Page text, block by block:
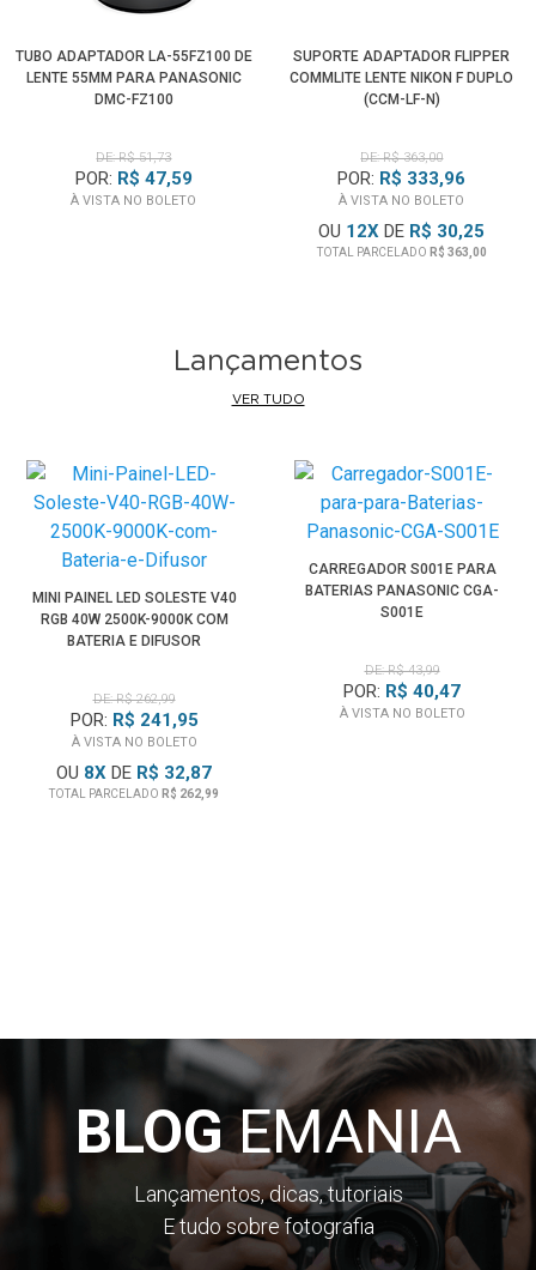
TUBO ADAPTADOR LA-55FZ100 DE
LENTE 55MM PARA PANASONIC
DMC-FZ100
DE: R$ 51,73
POR: R$ 47,59
À VISTA NO BOLETO
SUPORTE ADAPTADOR FLIPPER
COMMLITE LENTE NIKON F DUPLO
(CCM-LF-N)
DE: R$ 363,00
POR: R$ 333,96
À VISTA NO BOLETO
OU 12X DE R$ 30,25
TOTAL PARCELADO R$ 363,00
Lançamentos
VER TUDO
MINI PAINEL LED SOLESTE V40
RGB 40W 2500K-9000K COM
BATERIA E DIFUSOR
DE: R$ 262,99
POR: R$ 241,95
À VISTA NO BOLETO
OU 8X DE R$ 32,87
TOTAL PARCELADO R$ 262,99
CARREGADOR S001E PARA
BATERIAS PANASONIC CGA-
S001E
DE: R$ 43,99
POR: R$ 40,47
À VISTA NO BOLETO
BLOGEMANIA
Lançamentos, dicas, tutoriais
E tudo sobre fotografia